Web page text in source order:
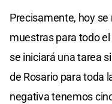
Precisamente, hoy se
muestras para todo
se iniciará una tarea
de Rosario para toda
negativa tenemos